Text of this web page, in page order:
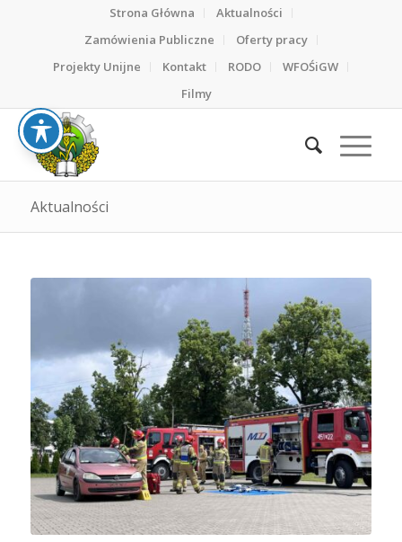
Strona Główna
Aktualności
Zamówienia Publiczne
Oferty pracy
Projekty Unijne
Kontakt RODO
WFOŚiGW
Filmy
Aktualności